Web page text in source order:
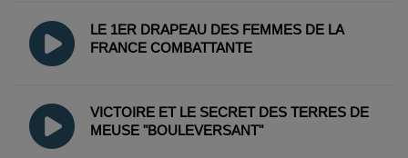
LE 1ER DRAPEAU DES FEMMES DE LA
FRANCE COMBATTANTE
VICTOIRE ET LE SECRET DES TERRES DE
MEUSE "BOULEVERSANT"